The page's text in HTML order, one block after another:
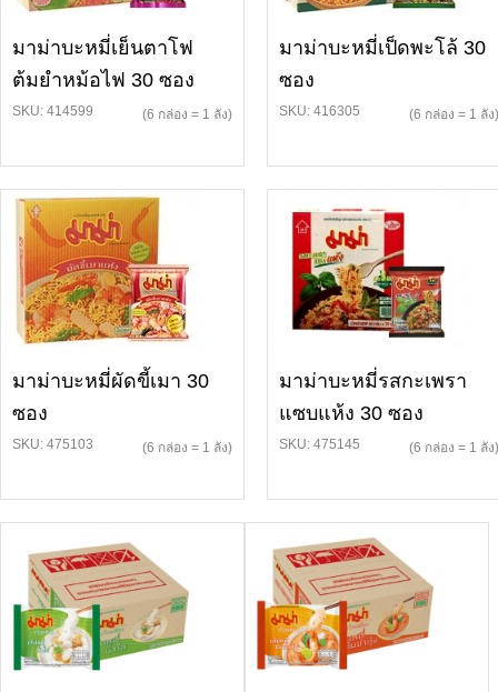
มาม่าบะหมี่เย็นตาโฟ
ต้มยำหม้อไฟ 30 ซอง
SKU: 414599 (6 กล่อง = 1 ลัง)
มาม่าบะหมี่เป็ดพะโล้ 30
ซอง
SKU: 416305 (6 กล่อง = 1 ลัง)
มาม่าบะหมี่ผัดขี้เมา 30
ซอง
SKU: 475103 (6 กล่อง = 1 ลัง)
มาม่าบะหมี่รสกะเพรา
แซบแห้ง 30 ซอง
SKU: 475145 (6 กล่อง = 1 ลัง)